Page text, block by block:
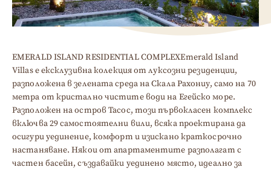
EMERALD ISLAND RESIDENTIAL COMPLEXEmerald Island
Villas е ексклузивна колекция от луксозни резиденции,
разположена в зелената среда на Скала Рахониу, само на 70
метра от кристално чистите води на Егейско море.
Разположен на остров Тасос, този първокласен комплекс
включва 29 самостоятелни вили, всяка проектирана да
осигури уединение, комфорт и изискано краткосрочно
настаняване. Някои от апартаментите разполагат с
частен басейн, създавайки уединено място, идеално за